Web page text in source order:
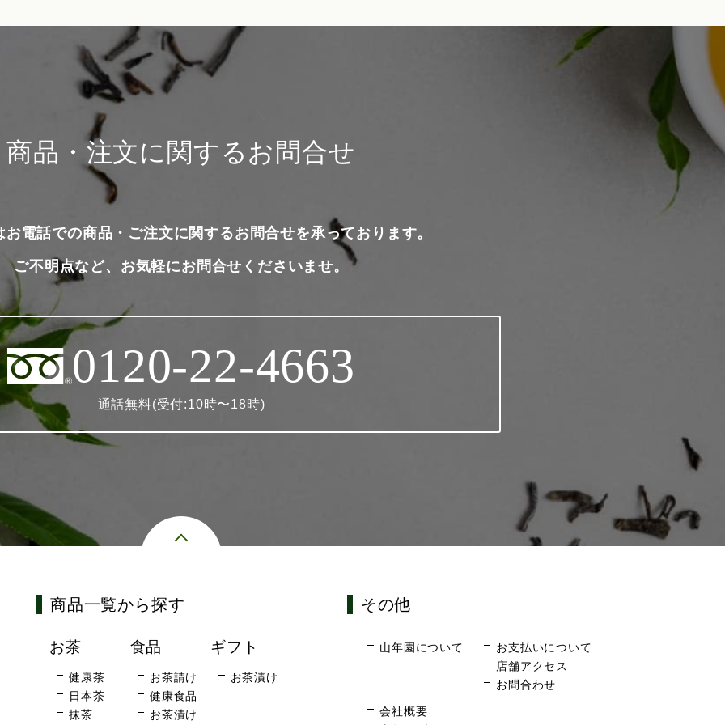
商品・注文に関するお問合せ
お電話での商品・ご注文に関するお問合せを承っております。
ご不明点など、お気軽にお問合せくださいませ。
0120-22-4663
通話無料(受付:10時〜18時)
商品一覧から探す
お茶
健康茶
日本茶
抹茶
食品
お茶請け
健康食品
お茶漬け
ギフト
お茶漬け
その他
山年園について
お支払いについて
店舗アクセス
お問合わせ
会社概要